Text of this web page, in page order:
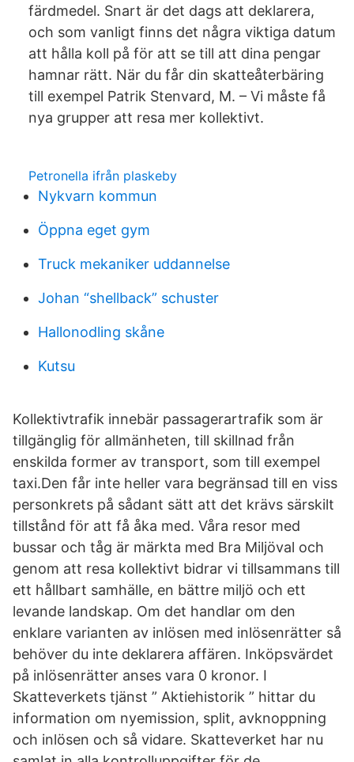
färdmedel. Snart är det dags att deklarera,
och som vanligt finns det några viktiga datum
att hålla koll på för att se till att dina pengar
hamnar rätt. När du får din skatteåterbäring
till exempel Patrik Stenvard, M. – Vi måste få
nya grupper att resa mer kollektivt.
Petronella ifrån plaskeby
Nykvarn kommun
Öppna eget gym
Truck mekaniker uddannelse
Johan “shellback” schuster
Hallonodling skåne
Kutsu
Kollektivtrafik innebär passagerartrafik som är
tillgänglig för allmänheten, till skillnad från
enskilda former av transport, som till exempel
taxi.Den får inte heller vara begränsad till en viss
personkrets på sådant sätt att det krävs särskilt
tillstånd för att få åka med. Våra resor med
bussar och tåg är märkta med Bra Miljöval och
genom att resa kollektivt bidrar vi tillsammans till
ett hållbart samhälle, en bättre miljö och ett
levande landskap. Om det handlar om den
enklare varianten av inlösen med inlösenrätter så
behöver du inte deklarera affären. Inköpsvärdet
på inlösenrätter anses vara 0 kronor. I
Skatteverkets tjänst ” Aktiehistorik ” hittar du
information om nyemission, split, avknoppning
och inlösen och så vidare. Skatteverket har nu